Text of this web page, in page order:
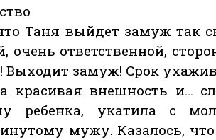
Таня выйдет замуж так
очень ответственной,
Выходит замуж! Срок
красивая внешность и…
ребенка, укатила с
мужу. Казалось, что